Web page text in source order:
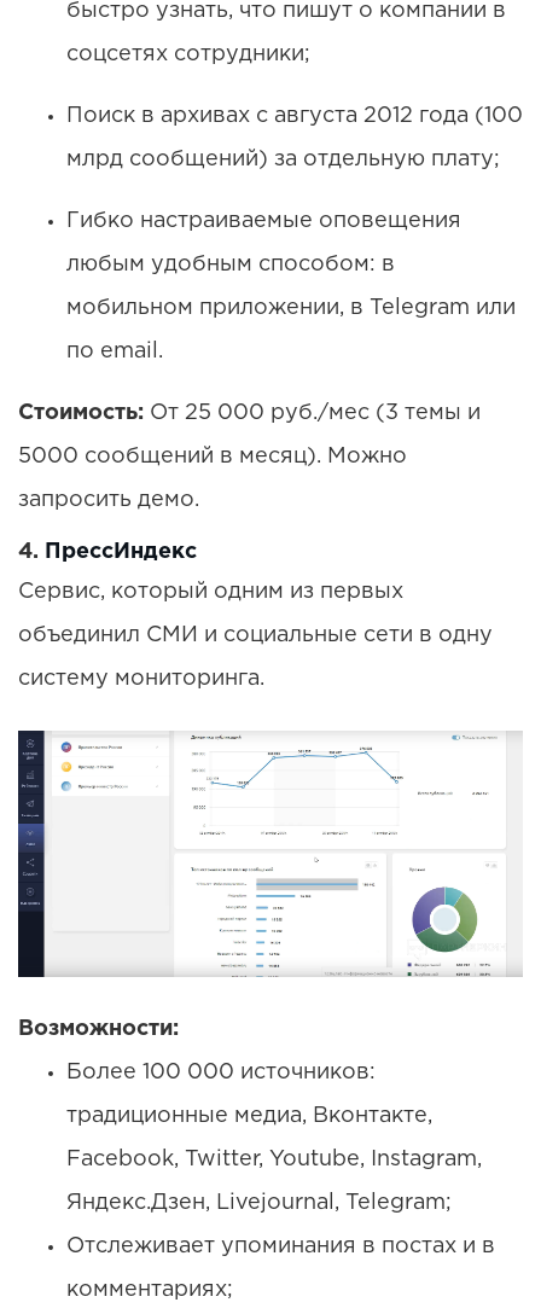
быстро узнать, что пишут о компании в
соцсетях сотрудники;
Поиск в архивах с августа 2012 года (100
млрд сообщений) за отдельную плату;
Гибко настраиваемые оповещения
любым удобным способом: в
мобильном приложении, в Telegram или
по email.
Стоимость: От 25 000 руб./мес (3 темы и
5000 сообщений в месяц). Можно
запросить демо.
4. ПрессИндекс
Сервис, который одним из первых
объединил СМИ и социальные сети в одну
систему мониторинга.
Возможности:
Более 100 000 источников:
традиционные медиа, Вконтакте,
Facebook, Twitter, Youtube, Instagram,
Яндекс.Дзен, Livejournal, Telegram;
Отслеживает упоминания в постах и в
комментариях;